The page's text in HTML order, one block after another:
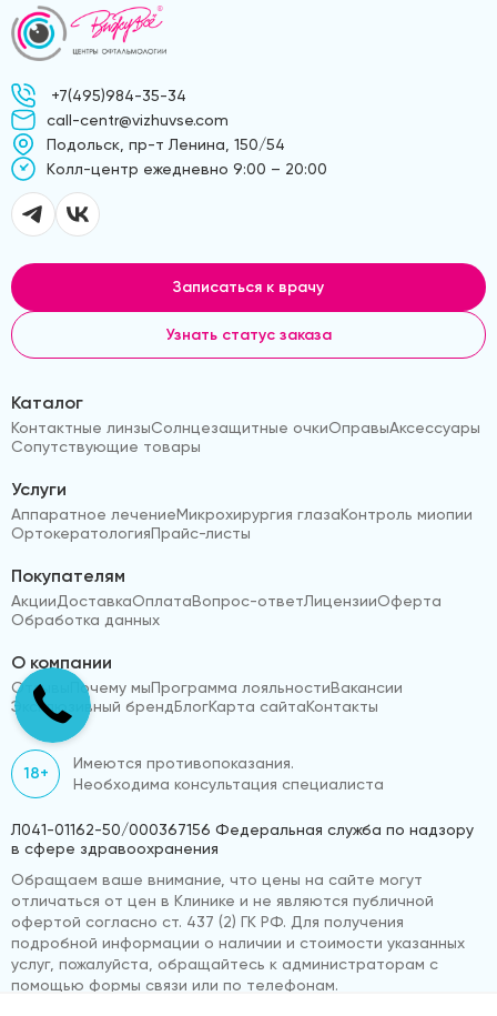
+7(495)984-35-34
call-centr@vizhuvse.com
Подольск, пр-т Ленина, 150/54
Kолл-центр ежедневно 9:00 – 20:00
Записаться к врачу
Узнать статус заказа
Каталог
Контактные линзыСолнцезащитные очкиОправыАксессуары
Сопутствующие товары
Услуги
Аппаратное лечениеМикрохирургия глазаКонтроль миопии
ОртокератологияПрайс-листы
Покупателям
АкцииДоставкаОплатаВопрос-ответЛицензииОферта
Обработка данных
О компании
Отзывы Почему мыПрограмма лояльностиВакансии
Эксклюзивный брендБлогКарта сайтаКонтакты
18+
Имеются противопоказания.
Необходима консультация специалиста
Л041-01162-50/000367156 Федеральная служба по надзору
в сфере здравоохранения
Обращаем ваше внимание, что цены на сайте могут
отличаться от цен в Клинике и не являются публичной
офертой согласно ст. 437 (2) ГК РФ. Для получения
подробной информации о наличии и стоимости указанных
услуг, пожалуйста, обращайтесь к администраторам с
помощью формы связи или по телефонам.